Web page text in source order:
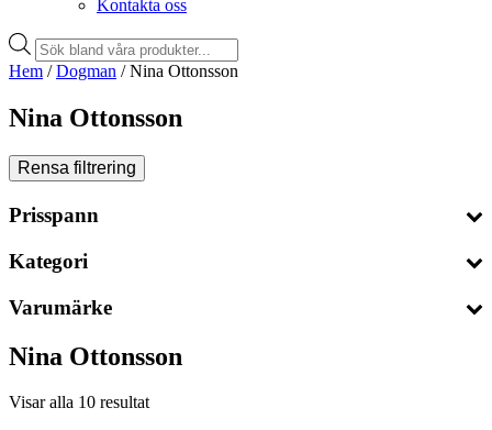
Kontakta oss
Products
search
Hem /Dogman / Nina Ottonsson
Nina Ottonsson
Rensa filtrering
Prisspann
Kategori
Varumärke
Nina Ottonsson
Visar alla 10 resultat